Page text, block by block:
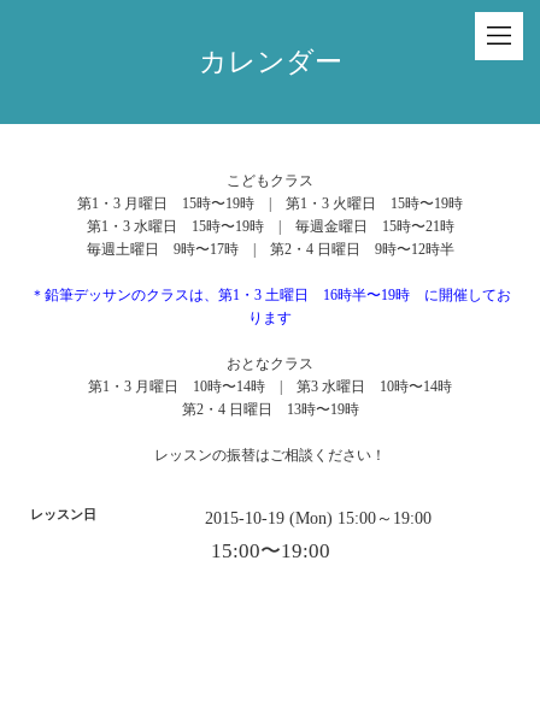
カレンダー
こどもクラス
第1・3 月曜日 15時〜19時 | 第1・3 火曜日 15時〜19時
第1・3 水曜日 15時〜19時 | 毎週金曜日 15時〜21時
毎週土曜日 9時〜17時 | 第2・4 日曜日 9時〜12時半
＊鉛筆デッサンのクラスは、第1・3 土曜日 16時半〜19時 に開催してお
ります
おとなクラス
第1・3 月曜日 10時〜14時 | 第3 水曜日 10時〜14時
第2・4 日曜日 13時〜19時
レッスンの振替はご相談ください！
レッスン日 2015-10-19 (Mon) 15:00～19:00
15:00〜19:00